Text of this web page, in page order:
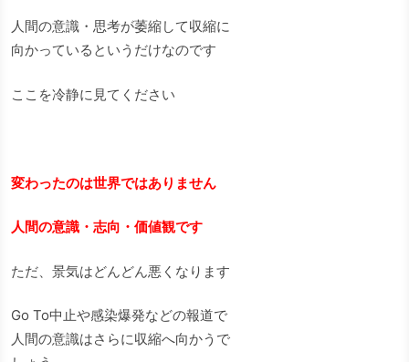
人間の意識・思考が萎縮して収縮に
向かっているというだけなのです
ここを冷静に見てください
変わったのは世界ではありません
人間の意識・志向・価値観です
ただ、景気はどんどん悪くなります
Go To中止や感染爆発などの報道で
人間の意識はさらに収縮へ向かうで